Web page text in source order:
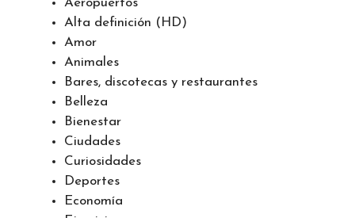
Actualidad
Aeropuertos
Alta definición (HD)
Amor
Animales
Bares, discotecas y restaurantes
Belleza
Bienestar
Ciudades
Curiosidades